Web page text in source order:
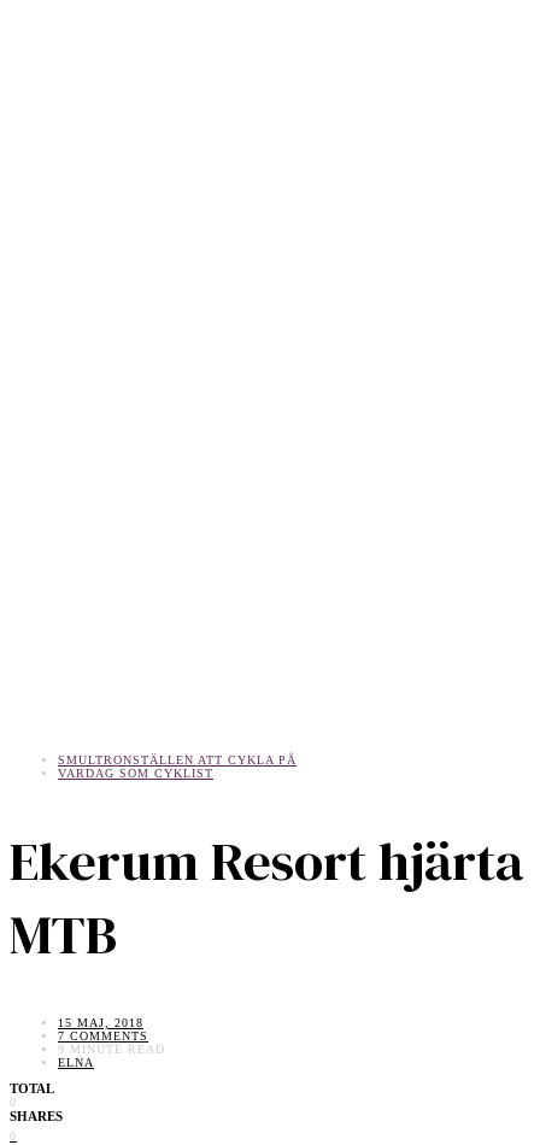
SMULTRONSTÄLLEN ATT CYKLA PÅ
VARDAG SOM CYKLIST
Ekerum Resort hjärta
MTB
15 MAJ, 2018
7 COMMENTS
9 MINUTE READ
ELNA
TOTAL
0
SHARES
0